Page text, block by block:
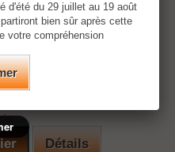
pour harley et custom.
16-18 jours pour cet article
livraison 16-18 jours pour cet
Détails
d'été du 29 juillet au 19 août
bien sûr après cette
votre compréhension